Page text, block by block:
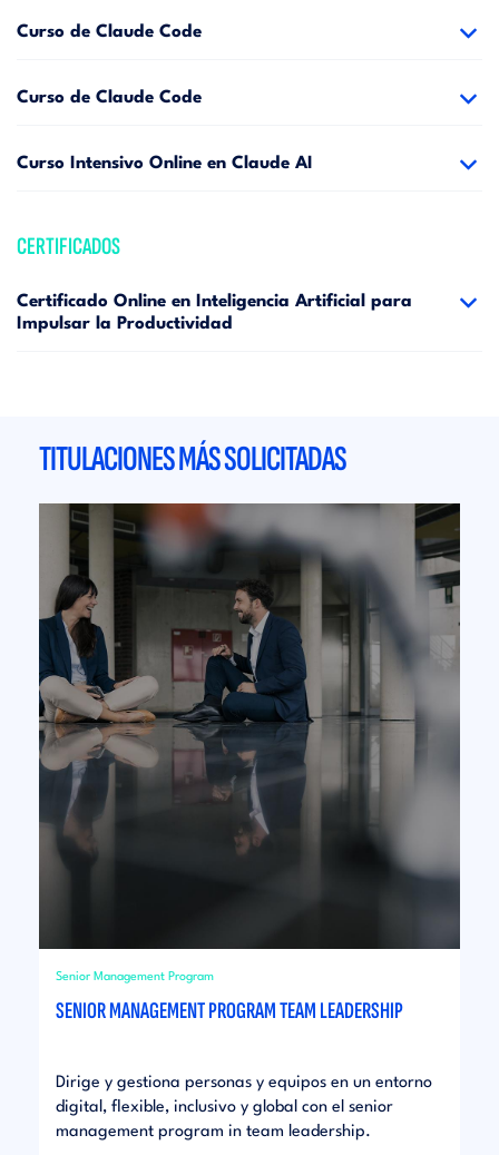
Curso de Claude Code
Curso de Claude Code
Curso Intensivo Online en Claude AI
CERTIFICADOS
Certificado Online en Inteligencia Artificial para
Impulsar la Productividad
TITULACIONES MÁS SOLICITADAS
Senior Management Program
SENIOR MANAGEMENT PROGRAM TEAM LEADERSHIP
Dirige y gestiona personas y equipos en un entorno
digital, flexible, inclusivo y global con el senior
management program in team leadership.